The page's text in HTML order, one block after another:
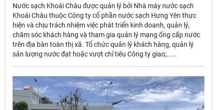
Nước sạch Khoái Châu được quản lý bởi Nhà máy nước sạch
Khoái Châu thuộc Công ty cổ phần nước sạch Hưng Yên thực
hiện và chịu trách nhiệm việc phát triển kinh doanh, quản lý,
chăm sóc khách hàng và tham gia quản lý mạng ống cấp nước
trên địa bàn toàn thị xã. Tổ chức quản lý khách hàng, quản lý
sản lượng nước đạt hoặc vượt chỉ tiêu Công ty giao;.....